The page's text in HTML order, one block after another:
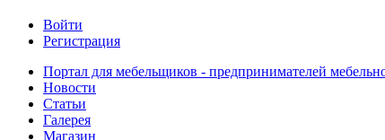
Войти
Регистрация
Портал для мебельщиков - предпринимателей
Новости
Статьи
Галерея
Магазин